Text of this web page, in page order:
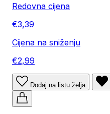
Redovna cijena
€3,39
Cijena na sniženju
€2,99
Dodaj na listu želja